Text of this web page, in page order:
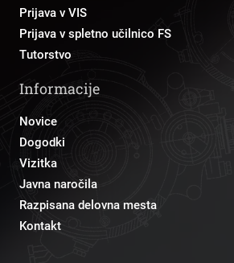
Prijava v VIS
Prijava v spletno učilnico FS
Tutorstvo
Informacije
Novice
Dogodki
Vizitka
Javna naročila
Razpisana delovna mesta
Kontakt